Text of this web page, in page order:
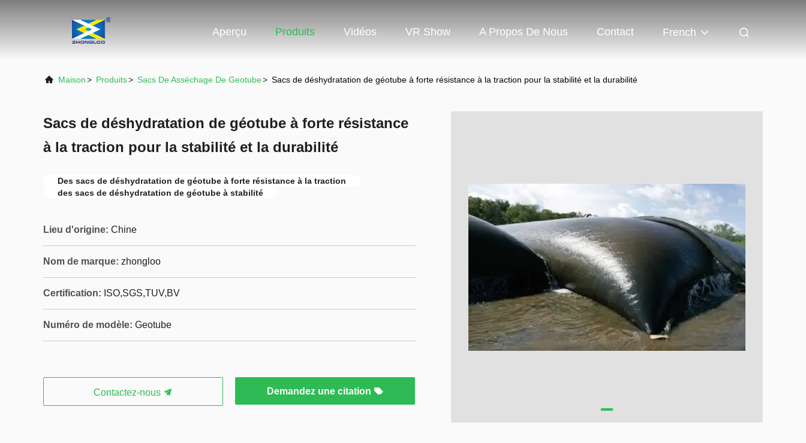
Aperçu Produits Vidéos VR Show A Propos De Nous Contact French
Maison> Produits> Sacs De Asséchage De Geotube> Sacs de déshydratation de géotube à forte résistance à la traction pour la stabilité et la durabilité
Sacs de déshydratation de géotube à forte résistance
à la traction pour la stabilité et la durabilité
Des sacs de déshydratation de géotube à forte résistance à la traction
des sacs de déshydratation de géotube à stabilité
Lieu d'origine: Chine
Nom de marque: zhongloo
Certification: ISO,SGS,TUV,BV
Numéro de modèle: Geotube
Contactez-nous Demandez une citation